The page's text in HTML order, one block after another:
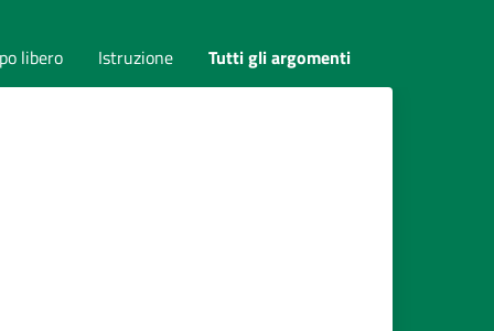
libero Istruzione Tutti gli argomenti